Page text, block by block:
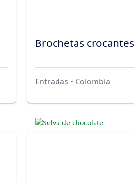
Brochetas crocantes
Entradas • Colombia